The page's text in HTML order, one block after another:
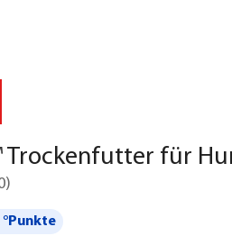
Trockenfutter für
)
°Punkte